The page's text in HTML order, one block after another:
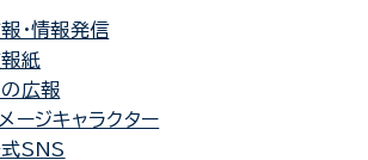
・情報発信
紙
広報
ージキャラクター
SNS